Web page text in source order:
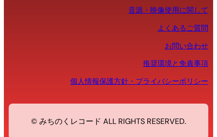
音源・映像使用に関して
よくあるご質問
お問い合わせ
推奨環境と免責事項
個人情報保護方針・プライバシーポリシー
© みちのくレコード ALL RIGHTS RESERVED.